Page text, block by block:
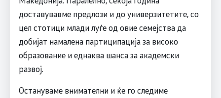
доставувавме предлози и до универзитетите, со
цел стотици млади луѓе од овие семејства да
добијат намалена партиципација за високо
образование и еднаква шанса за академски
развој.
Остануваме внимателни и ќе го следиме